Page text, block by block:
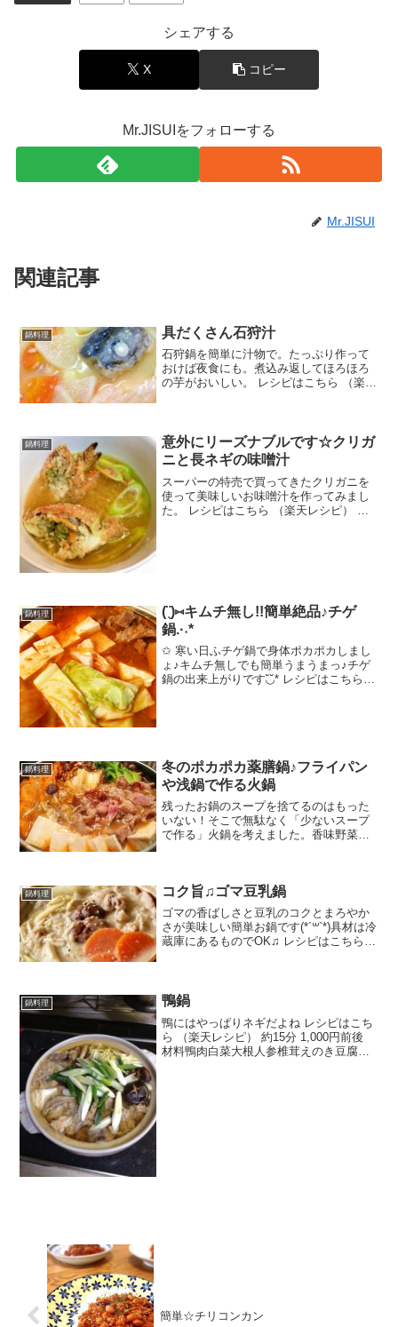
シェアする
X コピー
Mr.JISUIをフォローする
Mr.JISUI
関連記事
鍋料理 具だくさん石狩汁
石狩鍋を簡単に汁物で。たっぷり作って
おけば夜食にも。煮込み返してほろほろ
の芋がおいしい。 レシピはこちら （楽天
鍋料理
意外にリーズナブルです☆クリガ
ニと長ネギの味噌汁
スーパーの特売で買ってきたクリガニを
使って美味しいお味噌汁を作ってみまし
た。 レシピはこちら （楽天レシピ） 約
鍋料理
(¨̮)⑅キムチ無し!!簡単絶品♪チゲ
鍋.·˖*
✩ 寒い日ふチゲ鍋で身体ポカポカしまし
ょ♪キムチ無しでも簡単うまうまっ♪チゲ
鍋の出来上がりです◟̆◞̆* レシピはこちら
鍋料理
冬のポカポカ薬膳鍋♪フライパン
や浅鍋で作る火鍋
残ったお鍋のスープを捨てるのはもった
いない！そこで無駄なく「少ないスープ
で作る」火鍋を考えました。香味野菜と
※あれ...
鍋料理 コク旨♫ゴマ豆乳鍋
ゴマの香ばしさと豆乳のコクとまろやか
さが美味しい簡単お鍋です(*´꒳`*)具材は冷
蔵庫にあるものでOK♫ レシピはこちら
みり...
鍋料理 鴨鍋
鴨にはやっぱりネギだよね レシピはこち
ら （楽天レシピ） 約15分 1,000円前後
材料鴨肉白菜大根人参椎茸えのき豆腐し
簡単☆チリコンカン